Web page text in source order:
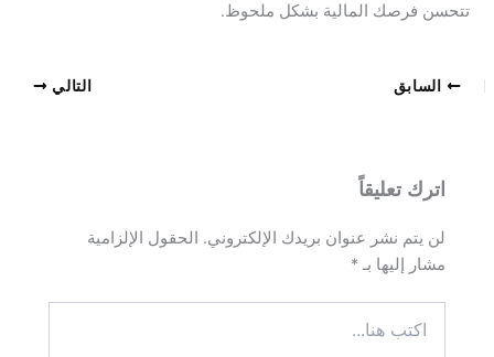
تتحسن فرصك المالية بشكل ملحوظ.
السابق التالي
اترك تعليقاً
لن يتم نشر عنوان بريدك الإلكتروني. الحقول الإلزامية
مشار إليها بـ*
هنا...